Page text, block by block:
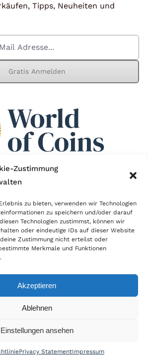
Zustimmung
zu bieten, verwenden wir Technologien
zu speichern und/oder darauf
Technologien zustimmst, können wir
oder eindeutige IDs auf dieser Website
Zustimmung nicht erteilst oder
Merkmale und Funktionen
Akzeptieren
Ablehnen
Einstellungen ansehen
Privacy StatementImpressum
Tipps, Neuheiten und
Gratis Anmelden
setzt sich für sicheren und
ein. Auch wir sind wie
im Netz Mitglied im Händlerbund
Onlinehandel.
|Zahlung & Versand